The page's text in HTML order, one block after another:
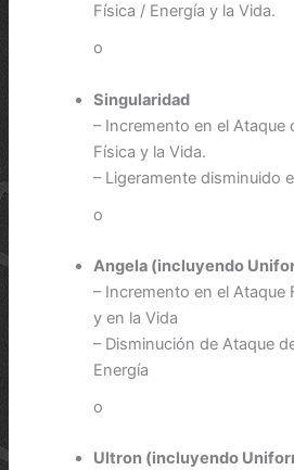
Física / Energía y la Vida.
o
Singularidad
– Incremento en el Ataque
Física y la Vida.
– Ligeramente disminuido
o
Angela (incluyendo
– Incremento en el Ataque
y en la Vida
– Disminución de Ataque
Energía
o
Ultron (incluyendo